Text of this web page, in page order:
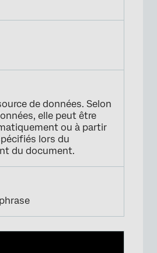
de données. Selon
elle peut être
ou à partir
lors du
du document.